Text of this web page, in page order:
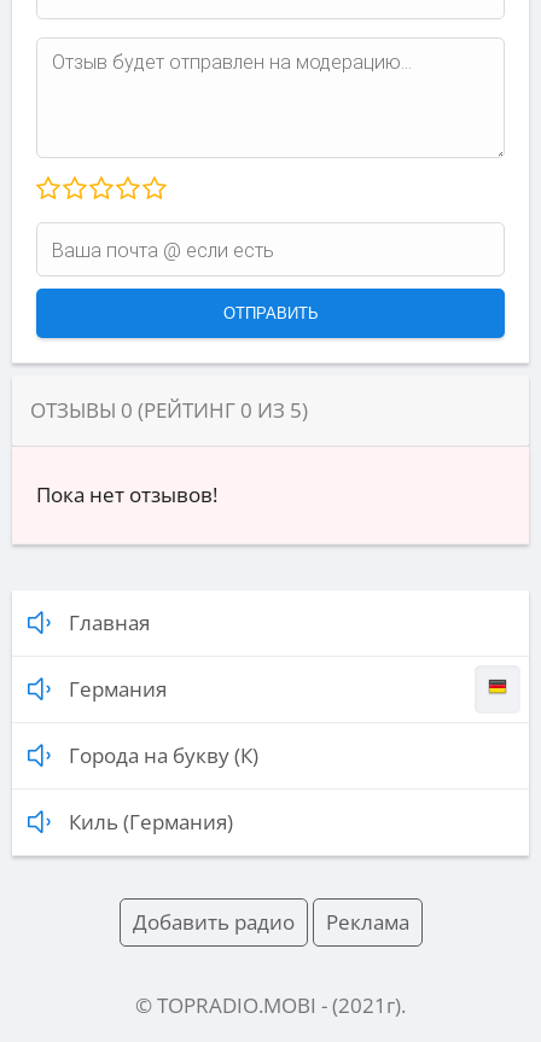
ОТЗЫВЫ 0 (РЕЙТИНГ 0 ИЗ 5)
Пока нет отзывов!
Главная
Германия
Города на букву (К)
Киль (Германия)
Добавить радио Реклама
© TOPRADIO.MOBI - (2021 г).